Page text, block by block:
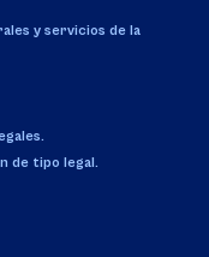
y servicios de la
de tipo legal.